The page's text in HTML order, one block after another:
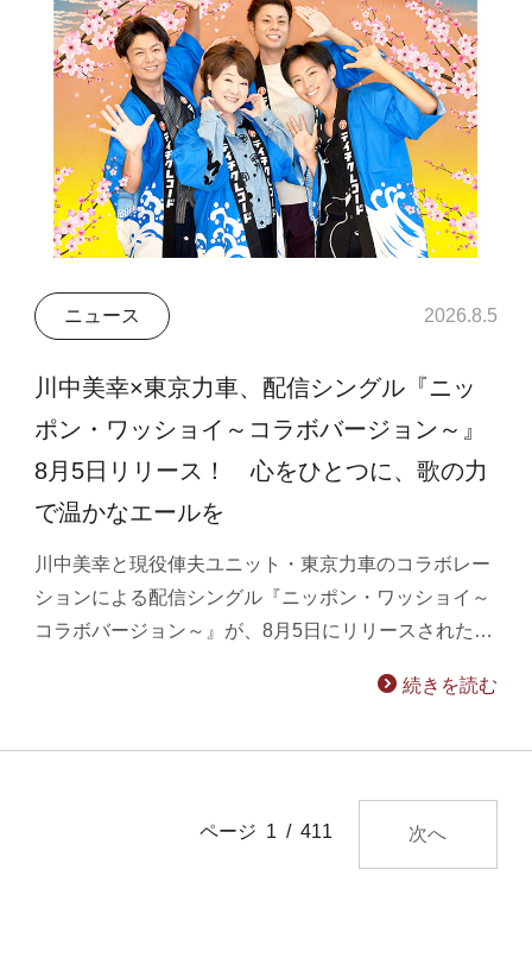
ニュース 2026.8.5
川中美幸×東京力車、配信シングル『ニッ
ポン・ワッショイ～コラボバージョン～』
8月5日リリース！ 心をひとつに、歌の力
で温かなエールを
川中美幸と現役俥夫ユニット・東京力車のコラボレー
ションによる配信シングル『ニッポン・ワッショイ～
コラボバージョン～』が、8月5日にリリースされた…
続きを読む
ページ 1 / 411 次へ